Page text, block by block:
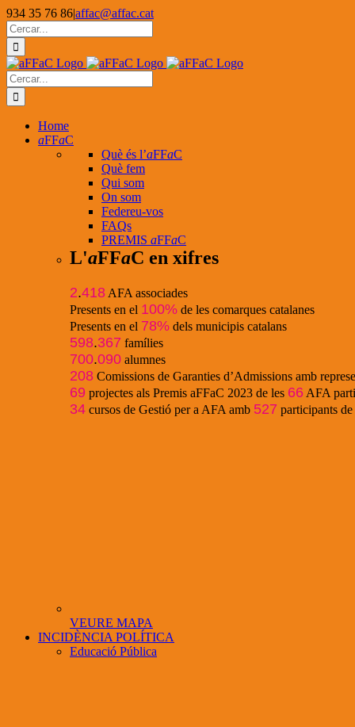
Skip
to
content
934 35 76 86|affac@affac.cat
Facebook
X
YouTube
Cerca
…
Cerca
…
Home
aFFaC
Què és l’aFFaC
Què fem
Qui som
On som
Federeu-vos
FAQs
PREMIS aFFaC
L'aFFaC en xifres
2.418 AFA associades
Presents en el 100% de les comarques catalanes
Presents en el 78% dels municipis catalans
598.367 famílies
700.090 alumnes
208 Comissions de Garanties d’Admissions amb
69 projectes als Premis aFFaC 2023 de les 66 AFA
34 cursos de Gestió per a AFA amb 527 participants de
VEURE MAPA
INCIDÈNCIA POLÍTICA
Educació Pública